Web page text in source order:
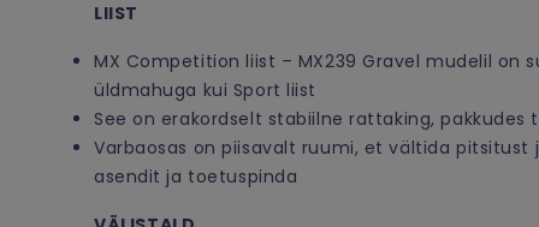
LIIST
MX Competition liist – MX239 Gravel mudelil
üldmahuga kui Sport liist
See on erakordselt stabiilne rattaking,
Varbaosas on piisavalt ruumi, et vältida pitsitust
asendit ja toetuspinda